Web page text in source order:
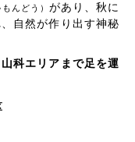
もんどう） があり、秋に
自然が作り出す神秘
科エリアまで足を運